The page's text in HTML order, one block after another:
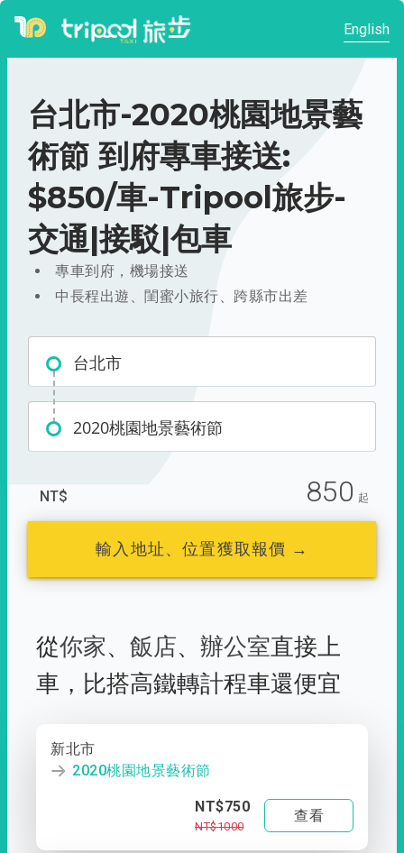
English
台北市-2020桃園地景藝
術節 到府專車接送:
$850/車-Tripool旅步-
交通|接駁|包車
專車到府，機場接送
中長程出遊、閨蜜小旅行、跨縣市出差
台北市
2020桃園地景藝術節
NT$ 850 起
輸入地址、位置獲取報價 →
從你家、 飯店、 辦公室直接上
車， 比搭高鐵轉計程車還便宜
新北市
2020桃園地景藝術節
NT$750
NT$1000
查看